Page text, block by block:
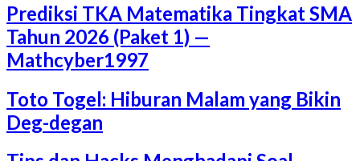
Prediksi TKA Matematika Tingkat SMA
Tahun 2026 (Paket 1) —
Mathcyber1997
Toto Togel: Hiburan Malam yang Bikin
Deg-degan